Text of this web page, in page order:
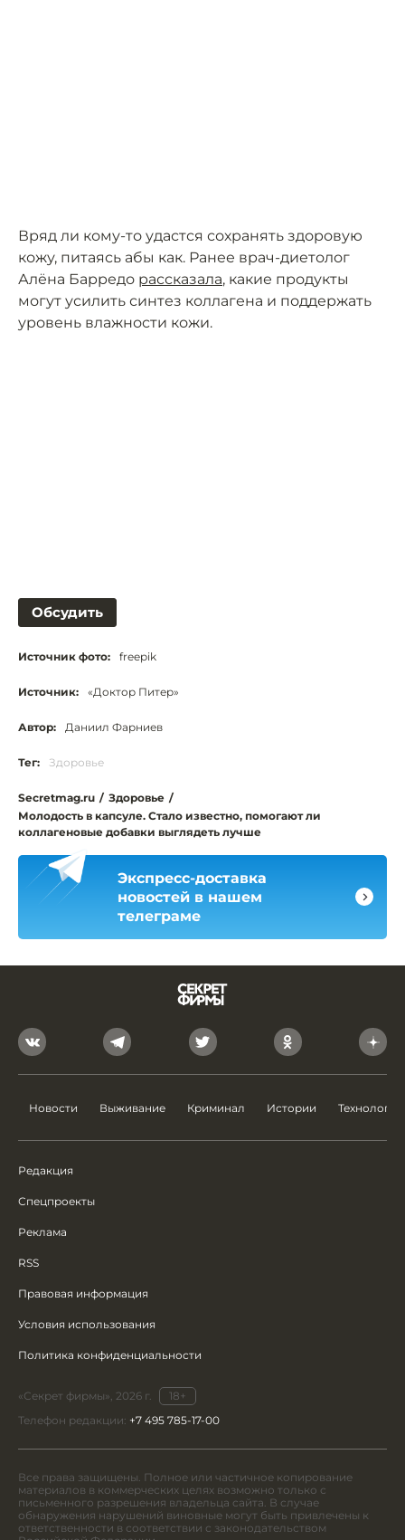
Вряд ли кому-то удастся сохранять здоровую
кожу, питаясь абы как. Ранее врач-диетолог
Алёна Барредо рассказала, какие продукты
могут усилить синтез коллагена и поддержать
уровень влажности кожи.
Обсудить
Источник фото: freepik
Источник: «Доктор Питер»
Автор: Даниил Фарниев
Тег: Здоровье
Secretmag.ru / Здоровье /
Молодость в капсуле. Стало известно, помогают ли
коллагеновые добавки выглядеть лучше
Экспресс-доставка
новостей в нашем
телеграме
Новости Выживание Криминал Истории Технологии
Редакция
Спецпроекты
Реклама
RSS
Правовая информация
Условия использования
Политика конфиденциальности
«Секрет фирмы», 2026 г.
18+
Телефон редакции: +7 495 785-17-00
Все права защищены. Полное или частичное копирование
материалов в коммерческих целях возможно только с
письменного разрешения владельца сайта. В случае
обнаружения нарушений виновные могут быть привлечены к
ответственности в соответствии с законодательством